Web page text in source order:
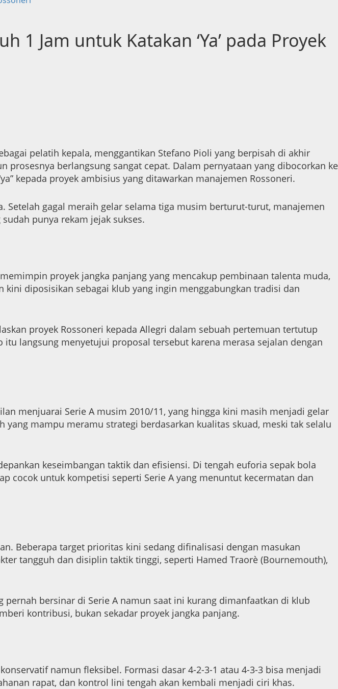
1 Jam untuk Katakan ‘Ya’ pada Proyek
pelatih kepala, menggantikan Stefano Pioli yang berpisah di akhir
prosesnya berlangsung sangat cepat. Dalam pernyataan yang dibocorkan ke
kepada proyek ambisius yang ditawarkan manajemen Rossoneri.
gagal meraih gelar selama tiga musim berturut-turut, manajemen
punya rekam jejak sukses.
proyek jangka panjang yang mencakup pembinaan talenta muda,
diposisikan sebagai klub yang ingin menggabungkan tradisi dan
proyek Rossoneri kepada Allegri dalam sebuah pertemuan tertutup
langsung menyetujui proposal tersebut karena merasa sejalan dengan
menjuarai Serie A musim 2010/11, yang hingga kini masih menjadi gelar
mampu meramu strategi berdasarkan kualitas skuad, meski tak selalu
keseimbangan taktik dan efisiensi. Di tengah euforia sepak bola
cocok untuk kompetisi seperti Serie A yang menuntut kecermatan dan
Beberapa target prioritas kini sedang difinalisasi dengan masukan
tangguh dan disiplin taktik tinggi, seperti Hamed Traorè (Bournemouth),
bersinar di Serie A namun saat ini kurang dimanfaatkan di klub
kontribusi, bukan sekadar proyek jangka panjang.
namun fleksibel. Formasi dasar 4-2-3-1 atau 4-3-3 bisa menjadi
rapat, dan kontrol lini tengah akan kembali menjadi ciri khas.